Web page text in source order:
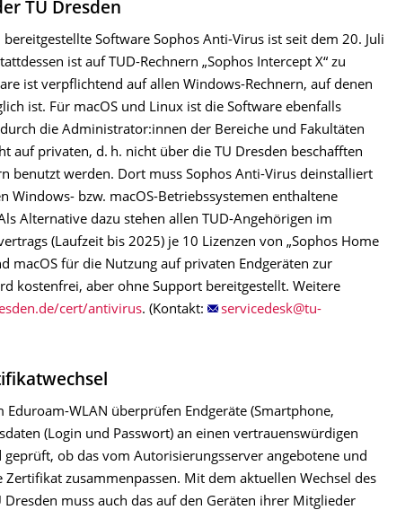
TU Dresden
Software Sophos Anti-Virus ist seit dem 20. Juli
ist auf TUD-Rechnern „Sophos Intercept X“ zu
ist verpflichtend auf allen Windows-Rechnern, auf denen
ist. Für macOS und Linux ist die Software ebenfalls
die Administrator:innen der Bereiche und Fakultäten
auf privaten, d. h. nicht über die TU Dresden beschafften
benutzt werden. Dort muss Sophos Anti-Virus deinstalliert
Windows- bzw. macOS-Betriebssystemen enthaltene
Alternative dazu stehen allen TUD-Angehörigen im
(Laufzeit bis 2025) je 10 Lizenzen von „Sophos Home
macOS für die Nutzung auf privaten Endgeräten zur
kostenfrei, aber ohne Support bereitgestellt. Weitere
cert/antivirus. (Kontakt:
Eduroam-WLAN überprüfen Endgeräte (Smartphone,
(Login und Passwort) an einen vertrauenswürdigen
geprüft, ob das vom Autorisierungsserver angebotene und
zusammenpassen. Mit dem aktuellen Wechsel des
muss auch das auf den Geräten ihrer Mitglieder